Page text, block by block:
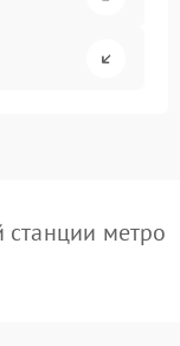
метро